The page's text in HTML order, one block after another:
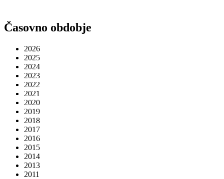
Časovno obdobje
2026
2025
2024
2023
2022
2021
2020
2019
2018
2017
2016
2015
2014
2013
2011